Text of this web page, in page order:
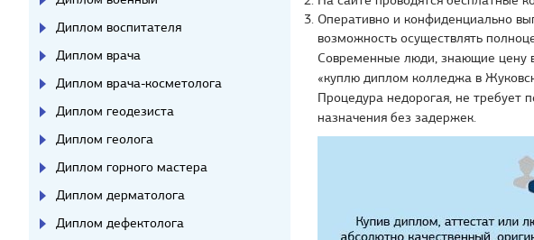
Оперативно и конфиденциально
возможность осуществлять
Современные люди, знающие цену
«куплю диплом колледжа в
Процедура недорогая, не требует
назначения без задержек.
Диплом воспитателя
Диплом врача
Диплом врача-косметолога
Диплом геодезиста
Диплом геолога
Диплом горного мастера
Диплом дерматолога
Диплом дефектолога